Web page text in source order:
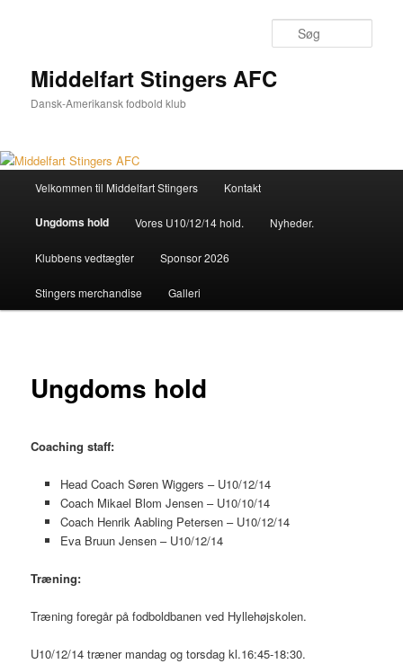
Middelfart Stingers AFC
Dansk-Amerikansk fodbold klub
Velkommen til Middelfart Stingers Kontakt
Ungdoms hold Vores U10/12/14 hold. Nyheder.
Klubbens vedtægter Sponsor 2026
Stingers merchandise Galleri
Ungdoms hold
Coaching staff:
Head Coach Søren Wiggers – U10/12/14
Coach Mikael Blom Jensen – U10/10/14
Coach Henrik Aabling Petersen – U10/12/14
Eva Bruun Jensen – U10/12/14
Træning:
Træning foregår på fodboldbanen ved Hyllehøjskolen.
U10/12/14 træner mandag og torsdag kl.16:45-18:30.